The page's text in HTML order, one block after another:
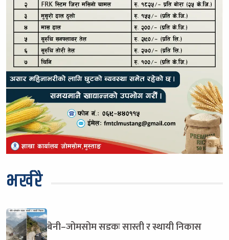
भर्खरै
बेनी–जोमसोम सडकः सास्ती र स्थायी निकास